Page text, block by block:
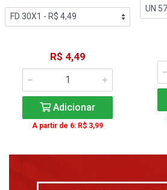
R$ 4,49
Adicionar
A partir de 6: R$ 3,99